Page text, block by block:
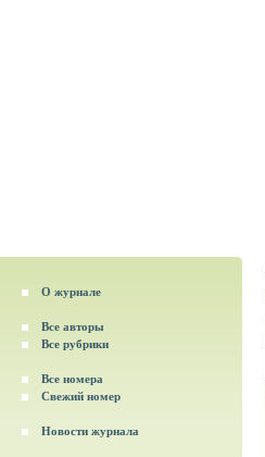
О журнале
Все авторы
Все рубрики
Все номера
Свежий номер
Новости журнала